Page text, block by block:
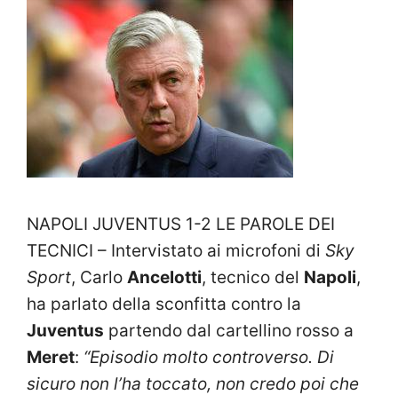
NAPOLI JUVENTUS 1-2 LE PAROLE DEI
TECNICI – Intervistato ai microfoni di Sky
Sport, Carlo Ancelotti, tecnico del Napoli,
ha parlato della sconfitta contro la
Juventus partendo dal cartellino rosso a
Meret: “Episodio molto controverso. Di
sicuro non l’ha toccato, non credo poi che